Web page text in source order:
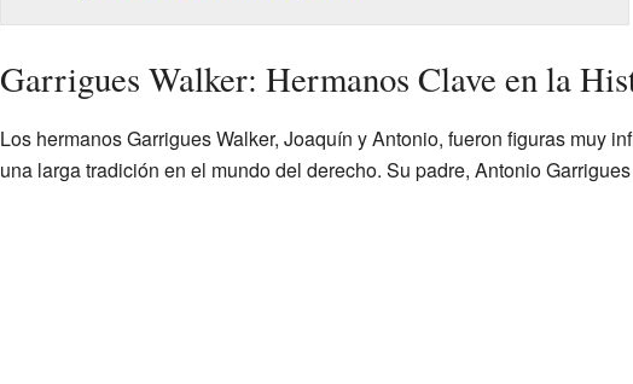
Garrigues Walker: Hermanos Clave en la
Los hermanos Garrigues Walker, Joaquín y Antonio, fueron figuras muy
una larga tradición en el mundo del derecho. Su padre, Antonio